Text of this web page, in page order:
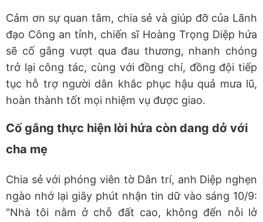
Cảm ơn sự quan tâm, chia sẻ và giúp đỡ của Lãnh
đạo Công an tỉnh, chiến sĩ Hoàng Trọng Diệp hứa
sẽ cố gắng vượt qua đau thương, nhanh chóng
trở lại công tác, cùng với đồng chí, đồng đội tiếp
tục hỗ trợ người dân khắc phục hậu quả mưa lũ,
hoàn thành tốt mọi nhiệm vụ được giao.
Cố gắng thực hiện lời hứa còn dang dở với
cha mẹ
Chia sẻ với phóng viên tờ Dân trí, anh Diệp nghẹn
ngào nhớ lại giây phút nhận tin dữ vào sáng 10/9:
"Nhà tôi nằm ở chỗ đất cao, không đến nỗi lở